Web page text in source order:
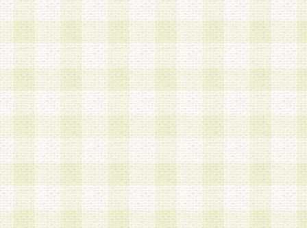
録を行うものとします。なお、義務教育学齢に該
者については、登録時に 当社が別途定める方法
権者による承認手続きを行うものとします。
第3条 会員の登録方法
1.会員登録手続きは、会員登録希望者本人が行う
る登録は一切認められないものとします。
2.会員登録希望者は、本規約に同意の後、当社指
画 面」において、当社が指定する必要事項を入
を行うものとします。当社は、会員登録を承認し
会員として本サービスを 受けるためのログイン
を付与します。